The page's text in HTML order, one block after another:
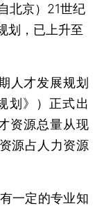
北京） 21世纪
划，已上升至
才发展规划
划》）正式出
资源总量从现
源占人力资源
一定的专业知